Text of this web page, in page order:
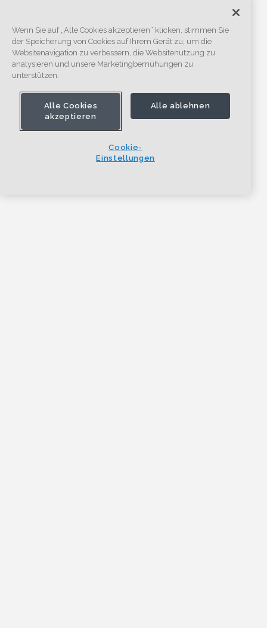
Wenn Sie auf „Alle Cookies akzeptieren“ klicken, stimmen Sie
der Speicherung von Cookies auf Ihrem Gerät zu, um die
Websitenavigation zu verbessern, die Websitenutzung zu
analysieren und unsere Marketingbemühungen zu
unterstützen.
Alle Cookies
akzeptieren
Alle ablehnen
Cookie-
Einstellungen